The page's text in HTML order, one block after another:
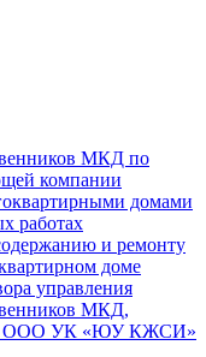
МКД по
компании
домами
работах
и ремонту
доме
управления
МКД,
ООО УК «ЮУ КЖСИ»